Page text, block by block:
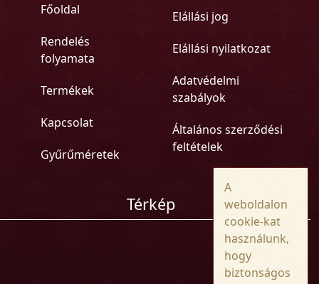
Főoldal
Rendelés
folyamata
Termékek
Kapcsolat
Gyűrűméretek
Elállási jog
Elállási nyilatkozat
Adatvédelmi
szabályok
Általános szerződési
feltételek
Térkép
A
weboldalon
cookie-kat
használunk,
hogy
biztonságos